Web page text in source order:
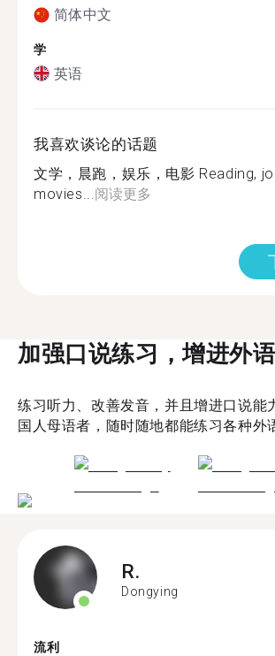
简体中文
学
英语
我喜欢谈论的话题
文学，晨跑，娱乐，电影 Reading,
movies... 阅读更多
加强口说练习，增进外
练习听力、改善发音，并且增进口说能
国人母语者，随时随地都能练习各种外
R.
Dongying
流利